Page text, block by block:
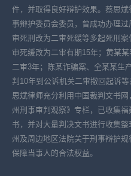
件，并取得良好辩护效果。蔡思
事辩护委员会委员，曾成功办理
审死刑改为二审死缓等多起死刑
审死缓改为二审有期15年；黄某
二审3年；陈某诈骗案、全某某生
判10年到公诉机关二审撤回起诉
思斌律师充分利用中国裁判文书
州刑事审判观察》专栏，已收集
书，并对大量判决文书进行收集
州及周边地区法院关于刑事辩护
保障当事人的合法权益。